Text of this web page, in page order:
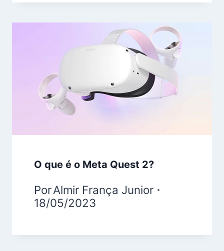
O que é o Meta Quest 2?
PorAlmir França Junior
18/05/2023